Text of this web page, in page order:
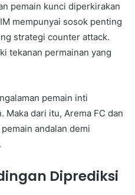
pemain kunci diperkirakan
mempunyai sosok penting
strategi counter attack.
tekanan permainan yang
pemain inti
Maka dari itu, Arema FC dan
andalan demi
Diprediksi